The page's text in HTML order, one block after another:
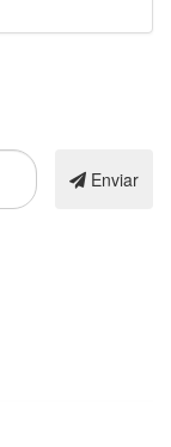
Enviar